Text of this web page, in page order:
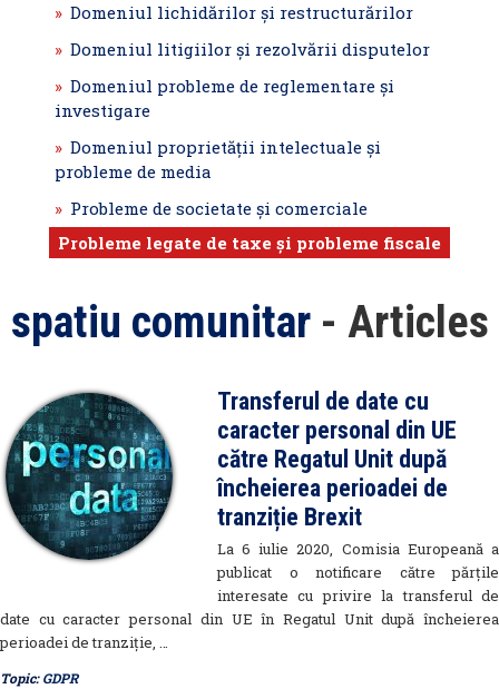
Domeniul lichidărilor şi restructurărilor
Domeniul litigiilor şi rezolvării disputelor
Domeniul probleme de reglementare şi
investigare
Domeniul proprietăţii intelectuale şi
probleme de media
Probleme de societate şi comerciale
Probleme legate de taxe şi probleme fiscale
spatiu comunitar - Articles
Transferul de date cu
caracter personal din UE
către Regatul Unit după
încheierea perioadei de
tranziție Brexit
La 6 iulie 2020, Comisia Europeană a
publicat o notificare către părțile
interesate cu privire la transferul de
date cu caracter personal din UE în Regatul Unit după încheierea
perioadei de tranziție, …
Topic:GDPR